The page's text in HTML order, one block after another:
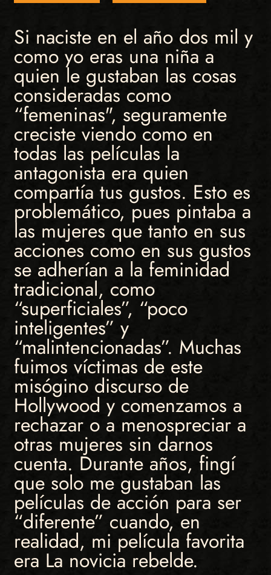
Si naciste en el año dos mil y
como yo eras una niña a
quien le gustaban las cosas
consideradas como
“femeninas", seguramente
creciste viendo como en
todas las películas la
antagonista era quien
compartía tus gustos. Esto es
problemático, pues pintaba a
las mujeres que tanto en sus
acciones como en sus gustos
se adherían a la feminidad
tradicional, como
“superficiales”, “poco
inteligentes” y
“malintencionadas”. Muchas
fuimos víctimas de este
misógino discurso de
Hollywood y comenzamos a
rechazar o a menospreciar a
otras mujeres sin darnos
cuenta. Durante años, fingí
que solo me gustaban las
películas de acción para ser
“diferente” cuando, en
realidad, mi película favorita
era La novicia rebelde.